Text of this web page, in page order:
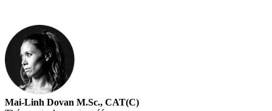
Mai-Linh Dovan M.Sc., CAT(C)